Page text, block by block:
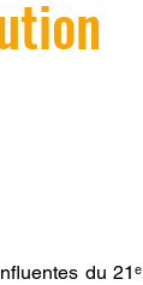
CREALITY
du 21ᵉ